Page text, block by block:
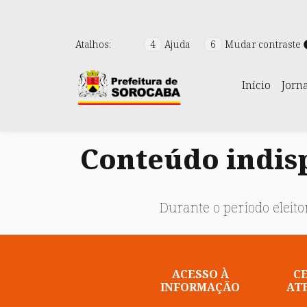
Atalhos: 4 Ajuda 6 Mudar contraste
Início
Conteúdo
Durante o período
ACESSO À
INFORMAÇÃO